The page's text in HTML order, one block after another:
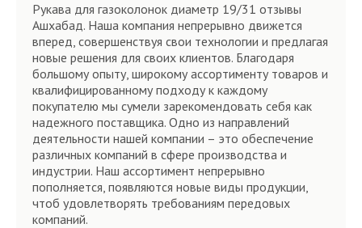
Рукава для газоколонок диаметр 19/31 отзывы
Ашхабад. Наша компания непрерывно движется
вперед, совершенствуя свои технологии и предлагая
новые решения для своих клиентов. Благодаря
большому опыту, широкому ассортименту товаров и
квалифицированному подходу к каждому
покупателю мы сумели зарекомендовать себя как
надежного поставщика. Одно из направлений
деятельности нашей компании – это обеспечение
различных компаний в сфере производства и
индустрии. Наш ассортимент непрерывно
пополняется, появляются новые виды продукции,
чтоб удовлетворять требованиям передовых
компаний.